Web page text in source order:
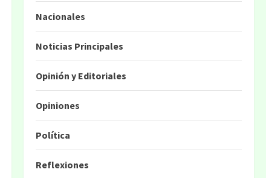
Nacionales
Noticias Principales
Opinión y Editoriales
Opiniones
Política
Reflexiones